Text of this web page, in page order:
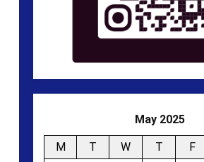
May 2025
M T W T F